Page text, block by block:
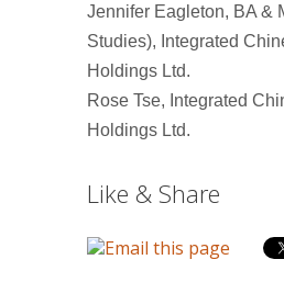
Jennifer Eagleton, BA &
Studies), Integrated
Holdings Ltd.
Rose Tse, Integrated
Holdings Ltd.
Like & Share